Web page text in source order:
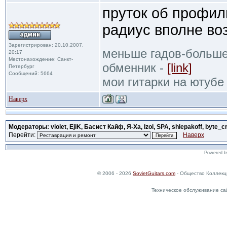
Зарегистрирован: 20.10.2007,
20:17
Местонахождение: Санкт-
Петербург
Сообщений: 5664
пруток об
радиус вполне
меньше гадов-
обменник - [link]
мои гитарки на
Наверх
Модераторы: violet, EjiK, Басист Кайф, Я-Ха, Izol, SPA, shlepakoff,
Перейти:
Наверх
Powered
© 2006 - 2026 SovietGuitars.com - Общество
Техническое обслуживание